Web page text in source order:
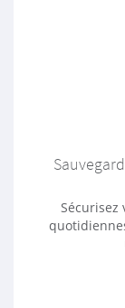
Sécurisez